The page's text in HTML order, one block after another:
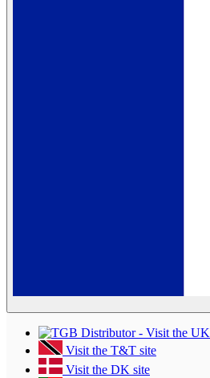
Visit the T&T site
Visit the DK site